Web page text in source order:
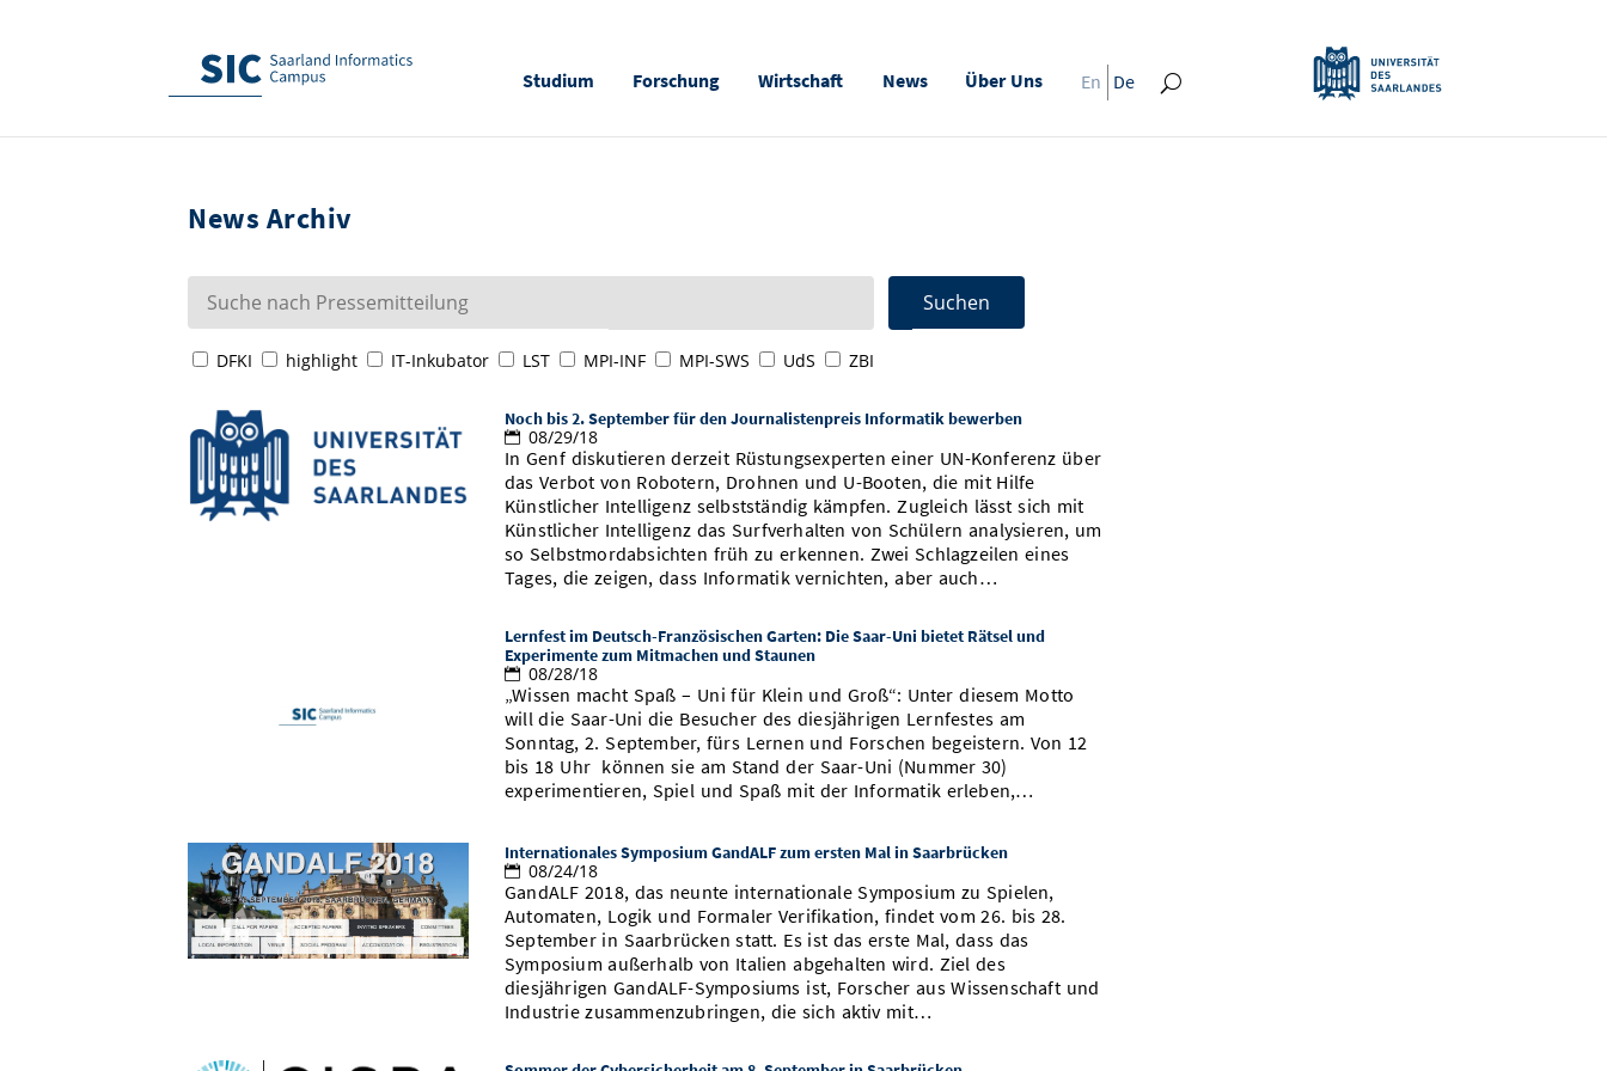
Studium Forschung Wirtschaft News Über Uns En De
News Archiv
DFKI highlight IT-Inkubator LST MPI-INF MPI-SWS UdS ZBI
Noch bis 2. September für den Journalistenpreis Informatik bewerben
08/29/18
In Genf diskutieren derzeit Rüstungsexperten einer UN-Konferenz über
das Verbot von Robotern, Drohnen und U-Booten, die mit Hilfe
Künstlicher Intelligenz selbstständig kämpfen. Zugleich lässt sich mit
Künstlicher Intelligenz das Surfverhalten von Schülern analysieren, um
so Selbstmordabsichten früh zu erkennen. Zwei Schlagzeilen eines
Tages, die zeigen, dass Informatik vernichten, aber auch…
Lernfest im Deutsch-Französischen Garten: Die Saar-Uni bietet Rätsel und
Experimente zum Mitmachen und Staunen
08/28/18
„Wissen macht Spaß – Uni für Klein und Groß“: Unter diesem Motto
will die Saar-Uni die Besucher des diesjährigen Lernfestes am
Sonntag, 2. September, fürs Lernen und Forschen begeistern. Von 12
bis 18 Uhr können sie am Stand der Saar-Uni (Nummer 30)
experimentieren, Spiel und Spaß mit der Informatik erleben,…
Internationales Symposium GandALF zum ersten Mal in Saarbrücken
08/24/18
GandALF 2018, das neunte internationale Symposium zu Spielen,
Automaten, Logik und Formaler Verifikation, findet vom 26. bis 28.
September in Saarbrücken statt. Es ist das erste Mal, dass das
Symposium außerhalb von Italien abgehalten wird. Ziel des
diesjährigen GandALF-Symposiums ist, Forscher aus Wissenschaft und
Industrie zusammenzubringen, die sich aktiv mit…